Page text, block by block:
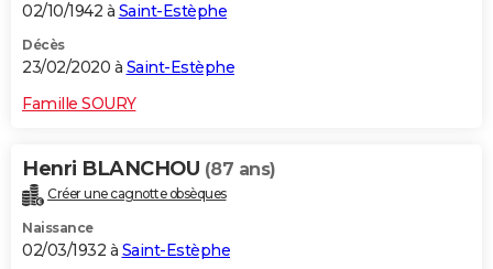
02/10/1942 à Saint-Estèphe
Décès
23/02/2020 à Saint-Estèphe
Famille SOURY
Henri BLANCHOU (87 ans)
Créer une cagnotte obsèques
Naissance
02/03/1932 à Saint-Estèphe